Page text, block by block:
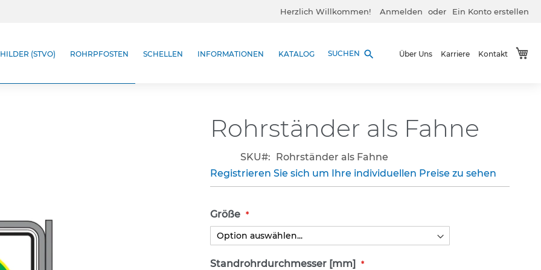
Herzlich Willkommen! Anmelden Ein Konto erstellen
(STVO) ROHRPFOSTEN SCHELLEN INFORMATIONEN KATALOG SUCHEN search Über Uns Karriere Kontakt
Rohrständer als Fahne
SKU
Rohrständer als Fahne
Registrieren Sie sich um Ihre individuellen Preise zu sehen
Größe
Standrohrdurchmesser [mm]